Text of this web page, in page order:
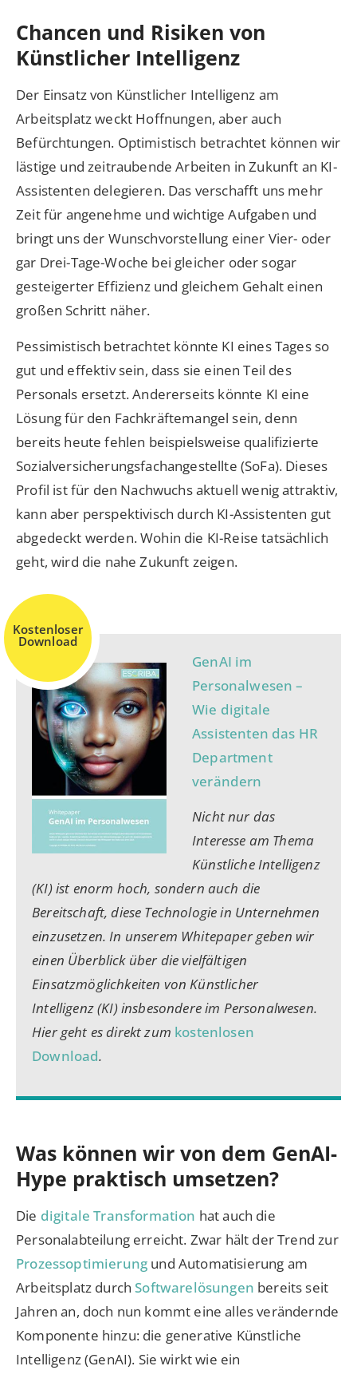
Chancen und Risiken von
Künstlicher Intelligenz
Der Einsatz von Künstlicher Intelligenz am
Arbeitsplatz weckt Hoffnungen, aber auch
Befürchtungen. Optimistisch betrachtet können wir
lästige und zeitraubende Arbeiten in Zukunft an KI-
Assistenten delegieren. Das verschafft uns mehr
Zeit für angenehme und wichtige Aufgaben und
bringt uns der Wunschvorstellung einer Vier- oder
gar Drei-Tage-Woche bei gleicher oder sogar
gesteigerter Effizienz und gleichem Gehalt einen
großen Schritt näher.
Pessimistisch betrachtet könnte KI eines Tages so
gut und effektiv sein, dass sie einen Teil des
Personals ersetzt. Andererseits könnte KI eine
Lösung für den Fachkräftemangel sein, denn
bereits heute fehlen beispielsweise qualifizierte
Sozialversicherungsfachangestellte (SoFa). Dieses
Profil ist für den Nachwuchs aktuell wenig attraktiv,
kann aber perspektivisch durch KI-Assistenten gut
abgedeckt werden. Wohin die KI-Reise tatsächlich
geht, wird die nahe Zukunft zeigen.
Kostenloser
Download
GenAI im
Personalwesen –
Wie digitale
Assistenten das HR
Department
verändern
Nicht nur das
Interesse am Thema
Künstliche Intelligenz
(KI) ist enorm hoch, sondern auch die
Bereitschaft, diese Technologie in Unternehmen
einzusetzen. In unserem Whitepaper geben wir
einen Überblick über die vielfältigen
Einsatzmöglichkeiten von Künstlicher
Intelligenz (KI) insbesondere im Personalwesen.
Hier geht es direkt zum kostenlosen
Download.
Was können wir von dem GenAI-
Hype praktisch umsetzen?
Die digitale Transformation hat auch die
Personalabteilung erreicht. Zwar hält der Trend zur
Prozessoptimierung und Automatisierung am
Arbeitsplatz durchSoftwarelösungen bereits seit
Jahren an, doch nun kommt eine alles verändernde
Komponente hinzu: die generative Künstliche
Intelligenz (GenAI). Sie wirkt wie ein